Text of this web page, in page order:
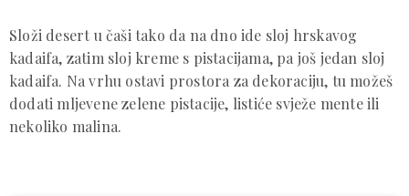
Složi desert u čaši tako da na dno ide sloj hrskavog
kadaifa, zatim sloj kreme s pistacijama, pa još jedan sloj
kadaifa. Na vrhu ostavi prostora za dekoraciju, tu možeš
dodati mljevene zelene pistacije, listiće svježe mente ili
nekoliko malina.